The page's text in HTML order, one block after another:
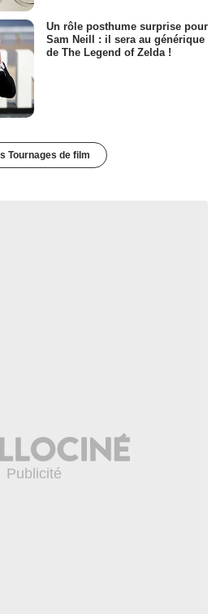
Un rôle posthume surprise pour
Sam Neill : il sera au générique
de The Legend of Zelda !
Tournages de film